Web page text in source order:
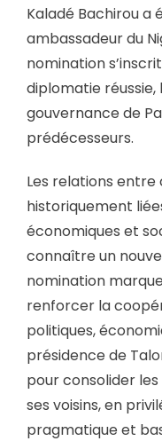
Kaladé Bachirou
ambassadeur du
nomination
diplomatie réussie,
gouvernance de
prédécesseurs.
Les relations entre
historiquement
économiques et
connaître un
nomination
renforcer la
politiques,
présidence de
pour consolider
ses voisins, en
pragmatique et